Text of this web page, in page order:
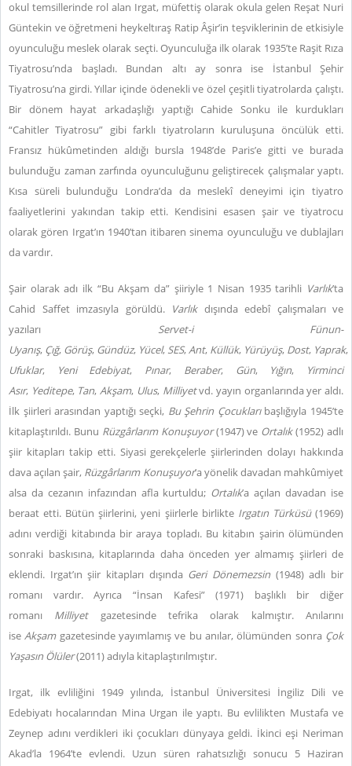
okul temsillerinde rol alan Irgat, müfettiş olarak okula gelen Reşat Nuri
Güntekin ve öğretmeni heykeltıraş Ratip Âşir’in teşviklerinin de etkisiyle
oyunculuğu meslek olarak seçti. Oyunculuğa ilk olarak 1935’te Raşit Rıza
Tiyatrosu’nda başladı. Bundan altı ay sonra ise İstanbul Şehir
Tiyatrosu’na girdi. Yıllar içinde ödenekli ve özel çeşitli tiyatrolarda çalıştı.
Bir dönem hayat arkadaşlığı yaptığı Cahide Sonku ile kurdukları
“Cahitler Tiyatrosu” gibi farklı tiyatroların kuruluşuna öncülük etti.
Fransız hükûmetinden aldığı bursla 1948’de Paris’e gitti ve burada
bulunduğu zaman zarfında oyunculuğunu geliştirecek çalışmalar yaptı.
Kısa süreli bulunduğu Londra’da da meslekî deneyimi için tiyatro
faaliyetlerini yakından takip etti. Kendisini esasen şair ve tiyatrocu
olarak gören Irgat’ın 1940’tan itibaren sinema oyunculuğu ve dublajları
da vardır.
Şair olarak adı ilk “Bu Akşam da” şiiriyle 1 Nisan 1935 tarihli Varlık’ta
Cahid Saffet imzasıyla görüldü. Varlıkdışında edebî çalışmaları ve
yazıları Servet-i Fünun-
Uyanış, Çığ, Görüş, Gündüz, Yücel, SES,Ant, Küllük, Yürüyüş, Dost, Yaprak,
Ufuklar, Yeni Edebiyat, Pınar, Beraber, Gün, Yığın,
Yirminci
Asır, Yeditepe, Tan,Akşam, Ulus, Milliyetvd. yayın organlarında yer aldı.
İlk şiirleri arasından yaptığı seçki, Bu Şehrin Çocuklarıbaşlığıyla 1945’te
kitaplaştırıldı. Bunu Rüzgârlarım Konuşuyor(1947) ve Ortalık(1952) adlı
şiir kitapları takip etti. Siyasi gerekçelerle şiirlerinden dolayı hakkında
dava açılan şair, Rüzgârlarım Konuşuyor’a yönelik davadan mahkûmiyet
alsa da cezanın infazından afla kurtuldu; Ortalık’a açılan davadan ise
beraat etti. Bütün şiirlerini, yeni şiirlerle birlikte Irgatın Türküsü(1969)
adını verdiği kitabında bir araya topladı. Bu kitabın şairin ölümünden
sonraki baskısına, kitaplarında daha önceden yer almamış şiirleri de
eklendi. Irgat’ın şiir kitapları dışında Geri Dönemezsin (1948) adlı bir
romanı vardır. Ayrıca “İnsan Kafesi” (1971) başlıklı bir diğer
romanı Milliyetgazetesinde tefrika olarak kalmıştır. Anılarını
iseAkşamgazetesinde yayımlamış ve bu anılar, ölümünden sonra Çok
Yaşasın Ölüler(2011) adıyla kitaplaştırılmıştır.
Irgat, ilk evliliğini 1949 yılında, İstanbul Üniversitesi İngiliz Dili ve
Edebiyatı hocalarından Mina Urgan ile yaptı. Bu evlilikten Mustafa ve
Zeynep adını verdikleri iki çocukları dünyaya geldi. İkinci eşi Neriman
Akad’la 1964’te evlendi. Uzun süren rahatsızlığı sonucu 5 Haziran